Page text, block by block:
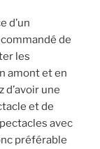
d’un
de
les
amont et en
d’avoir une
et de
avec
préférable